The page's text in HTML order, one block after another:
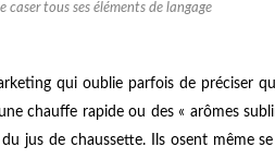
caser tous ses éléments de langage
qui oublie parfois de préciser
chauffe rapide ou des « arômes
jus de chaussette. Ils osent même